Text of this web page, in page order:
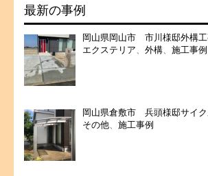
最新の事例
岡山県岡山市 市川様邸外構
エクステリア、 外構、 施工事例
岡山県倉敷市 兵頭様邸サイ
その他、 施工事例